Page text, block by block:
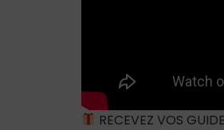
RECEVEZ VOS